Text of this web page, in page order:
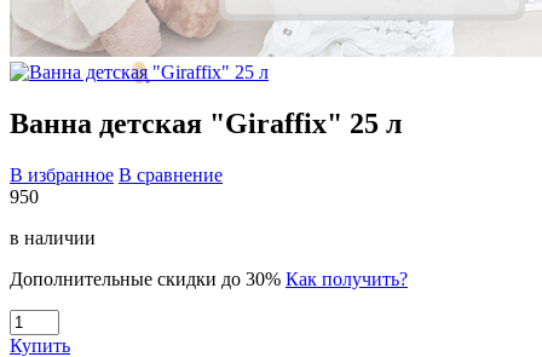
Ванна детская "Giraffix" 25 л
В избранное В сравнение
950
в наличии
Дополнительные скидки до 30% Как получить?
Купить